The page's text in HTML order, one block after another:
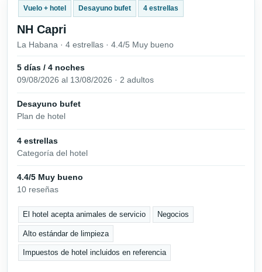
Vuelo + hotel Desayuno bufet 4 estrellas
NH Capri
La Habana · 4 estrellas · 4.4/5 Muy bueno
5 días / 4 noches
09/08/2026 al 13/08/2026 · 2 adultos
Desayuno bufet
Plan de hotel
4 estrellas
Categoría del hotel
4.4/5 Muy bueno
10 reseñas
El hotel acepta animales de servicio Negocios
Alto estándar de limpieza
Impuestos de hotel incluidos en referencia